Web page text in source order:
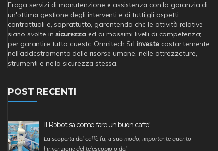
Eroga servizi di manutenzione e assistenza con la garanzia di
un'ottima gestione degli interventi e di tutti gli aspetti
contrattuali e, soprattutto, garantendo che le attività relative
siano svolte in sicurezza ed ai massimi livelli di competenza;
per garantire tutto questo Omnitech Srl investe costantemente
nell'addestramento delle risorse umane, nelle attrezzature,
strumenti e nella sicurezza stessa.
POST RECENTI
Il Robot sa come fare un buon caffe'
La scoperta del caffè fu, a suo modo, importante quanto
l’invenzione del telescopio o del